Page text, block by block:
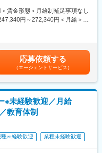
要な存在です。そのため、企業
会話を通しても豊富な知識を得
100名以上の正社員化実績有の
各サービスの提案等を担当頂き
）
モーション
賃金形態＞月給制補足事項なし
円～272,340円＜月給＞
記です。応募依頼する
（エージェントサービス）
※未経験歓迎／月給
教育体制
種未経験歓迎 業種未経験歓迎